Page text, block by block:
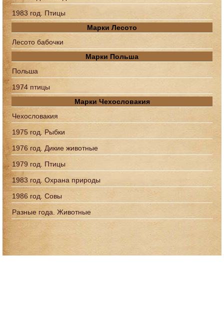
1983 год. Птицы
Марки Лесото
Лесото бабочки
Марки Польша
Польша
1974 птицы
Марки Чехословакия
Чехословакия
1975 год. Рыбки
1976 год. Дикие животные
1979 год. Птицы
1983 год. Охрана природы
1986 год. Совы
Разные года. Животные